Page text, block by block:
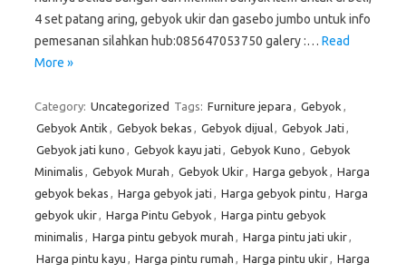
4 set patang aring, gebyok ukir dan gasebo jumbo untuk info
pemesanan silahkan hub:085647053750 galery :… Read
More »
Category: Uncategorized Tags: Furniture jepara , Gebyok ,
Gebyok Antik , Gebyok bekas , Gebyok dijual, Gebyok Jati ,
Gebyok jati kuno , Gebyok kayu jati , Gebyok Kuno , Gebyok
Minimalis , Gebyok Murah , Gebyok Ukir, Harga gebyok , Harga
gebyok bekas , Harga gebyok jati , Harga gebyok pintu , Harga
gebyok ukir, Harga Pintu Gebyok , Harga pintu gebyok
minimalis , Harga pintu gebyok murah , Harga pintu jati ukir,
Harga pintu kayu , Harga pintu rumah , Harga pintu ukir, Harga